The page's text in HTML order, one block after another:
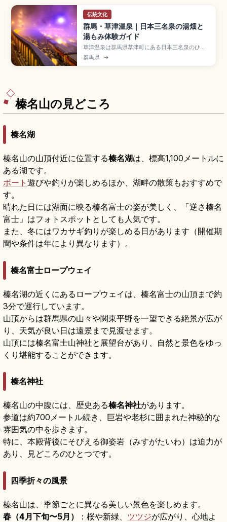
伝統文化
群馬・草津温泉｜日本三名泉の湯畑と
湯もみ体験ガイド
草津温泉は群馬県草津町にある日本三名泉のひと
つの温泉地で、自然湧出量毎分32,300L以上を誇
る湯量豊富な名湯。湯畑源泉はpH2.1の強酸性泉で
群馬県 →
榛名山の見どころ
榛名湖
榛名山の山頂付近に位置する榛名湖は、標高1,100メートルに
ある湖です。
ボート 遊びや釣りが楽しめるほか、湖畔の散策もおすすめで
す。
晴れた日には湖面に映る榛名富士の姿が美しく、「逆さ榛名
富士」はフォトスポットとしても人気です。
また、冬にはワカサギ釣りが楽しめる日があります（開催期
間や条件は年により異なります）。
榛名富士ロープウェイ
榛名湖の近くにあるロープウェイは、榛名富士の山頂まで約
3分で運行しています。
山頂からは群馬県の山々や関東平野を一望できる絶景が広が
り、天気が良い日は遠景まで見渡せます。
山頂には榛名富士山神社と展望台があり、自然と景色をゆっ
くり堪能することができます。
榛名神社
榛名山の中腹には、歴史ある榛名神社があります。
参道は約700メートル続き、巨岩や老杉に囲まれた神秘的な
雰囲気の中を歩きます。
特に、本殿背後にそびえる御姿岩（みすがたいわ）は迫力が
あり、見どころのひとつです。
四季折々の風景
榛名山は、季節ごとに異なる美しい景色を楽しめます。
春（4月下旬〜5月）
：桜や新緑、 ツツジが広がり、心地よ